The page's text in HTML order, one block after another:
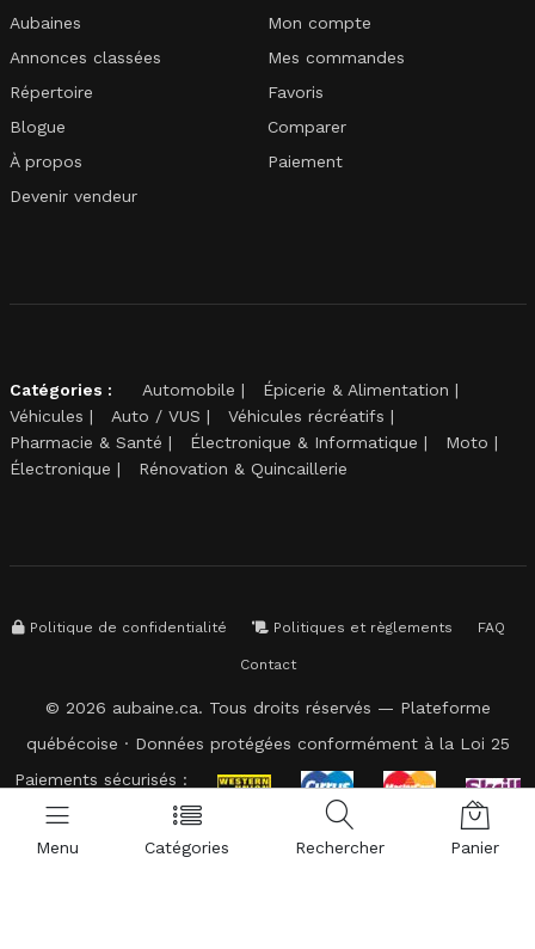
Aubaines
Annonces classées
Répertoire
Blogue
À propos
Devenir vendeur
Mon compte
Mes commandes
Favoris
Comparer
Paiement
Catégories : Automobile
Épicerie & Alimentation
Véhicules
Auto / VUS
Véhicules récréatifs
Pharmacie & Santé
Électronique & Informatique
Moto
Électronique
Rénovation & Quincaillerie
Politique de confidentialité Politiques et règlements FAQ
Contact
© 2026 aubaine.ca. Tous droits réservés — Plateforme
québécoise · Données protégées conformément à la Loi 25
Paiements sécurisés :
Menu Catégories Rechercher Panier